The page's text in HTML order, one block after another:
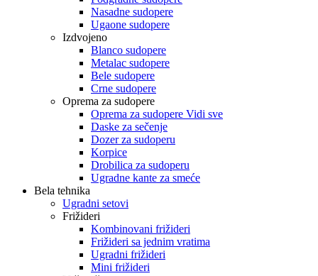
Nasadne sudopere
Ugaone sudopere
Izdvojeno
Blanco sudopere
Metalac sudopere
Bele sudopere
Crne sudopere
Oprema za sudopere
Oprema za sudopere Vidi sve
Daske za sečenje
Dozer za sudoperu
Korpice
Drobilica za sudoperu
Ugradne kante za smeće
Bela tehnika
Ugradni setovi
Frižideri
Kombinovani frižideri
Frižideri sa jednim vratima
Ugradni frižideri
Mini frižideri